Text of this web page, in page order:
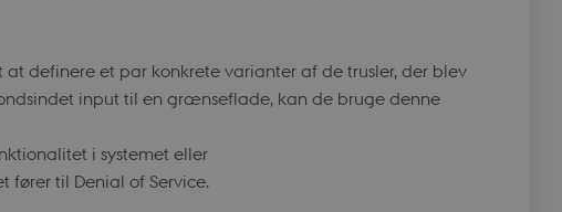
definere et par konkrete varianter af de trusler, der blev
input til en grænseflade, kan de bruge denne
i systemet eller
fører til Denial of Service.
Microsoft to securely verify
load balancing.
applications based on the
number, how it is
to the site, but a good
a logged-in status for a